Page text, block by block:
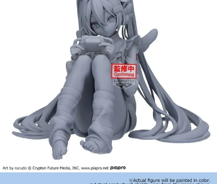
每筆NT$120，滿NT$3,000(含以上)免運費
每筆NT$160，滿NT$3,000(含以上)免運費
東海門市自取，需自備購物袋取貨唷。